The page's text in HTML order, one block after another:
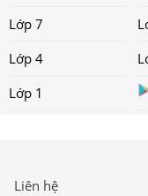
Lớp 7
Lớp 4
Lớp 1
Liên hệ